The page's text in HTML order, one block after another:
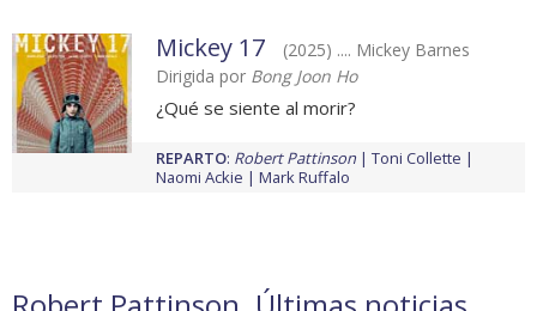
Mickey 17
(2025) .... Mickey Barnes
Dirigida por Bong Joon Ho
¿Qué se siente al morir?
REPARTO: Robert Pattinson
Toni Collette
Naomi Ackie
Mark Ruffalo